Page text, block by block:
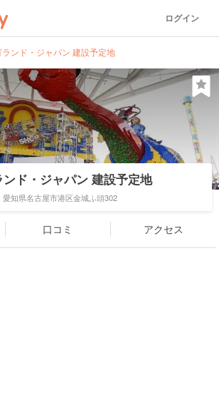
ログイン
ランド・ジャパン 建設予定地
ンド・ジャパン 建設予定地
愛知県名古屋市港区金城ふ頭302
口コミ アクセス